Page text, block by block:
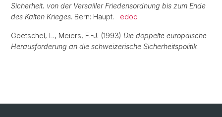
Sicherheit. von der Versailler Friedensordnung bis zum Ende
des Kalten Krieges. Bern: Haupt. edoc
Goetschel, L., Meiers, F.-J. (1993) Die doppelte europäische
Herausforderung an die schweizerische Sicherheitspolitik.